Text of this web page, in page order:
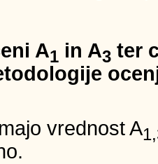
A1 in A3 ter
vrednost A